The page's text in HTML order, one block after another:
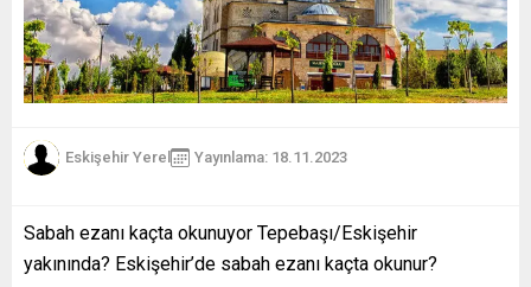
Eskişehir Yerel Yayınlama: 18.11.2023
Sabah ezanı kaçta okunuyor Tepebaşı/Eskişehir
yakınında? Eskişehir’de sabah ezanı kaçta okunur?